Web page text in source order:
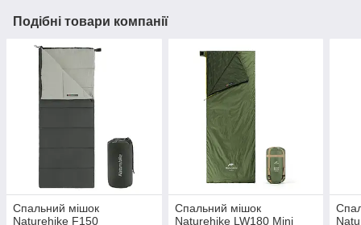
Подібні товари компанії
Спальний мішок
Naturehike F150
Спальний мішок
Naturehike LW180 Mini